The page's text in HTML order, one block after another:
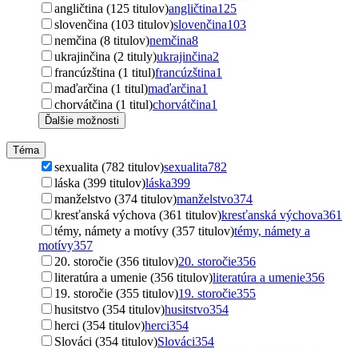
angličtina (125 titulov)angličtina125
slovenčina (103 titulov)slovenčina103
nemčina (8 titulov)nemčina8
ukrajinčina (2 tituly)ukrajinčina2
francúzština (1 titul)francúzština1
maďarčina (1 titul)maďarčina1
chorvátčina (1 titul)chorvátčina1
Ďalšie možnosti
Téma
sexualita (782 titulov)sexualita782
láska (399 titulov)láska399
manželstvo (374 titulov)manželstvo374
kresťanská výchova (361 titulov)kresťanská výchova361
témy, námety a motívy (357 titulov)témy, námety a
motívy357
20. storočie (356 titulov)20. storočie356
literatúra a umenie (356 titulov)literatúra a umenie356
19. storočie (355 titulov)19. storočie355
husitstvo (354 titulov)husitstvo354
herci (354 titulov)herci354
Slováci (354 titulov)Slováci354